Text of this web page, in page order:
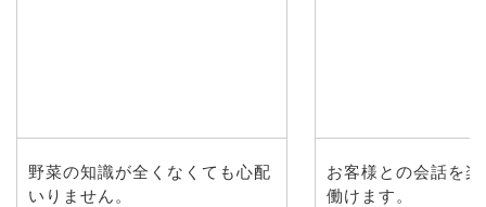
野菜の知識が全くなくても心配
いりません。
お客様との会話を
働けます。